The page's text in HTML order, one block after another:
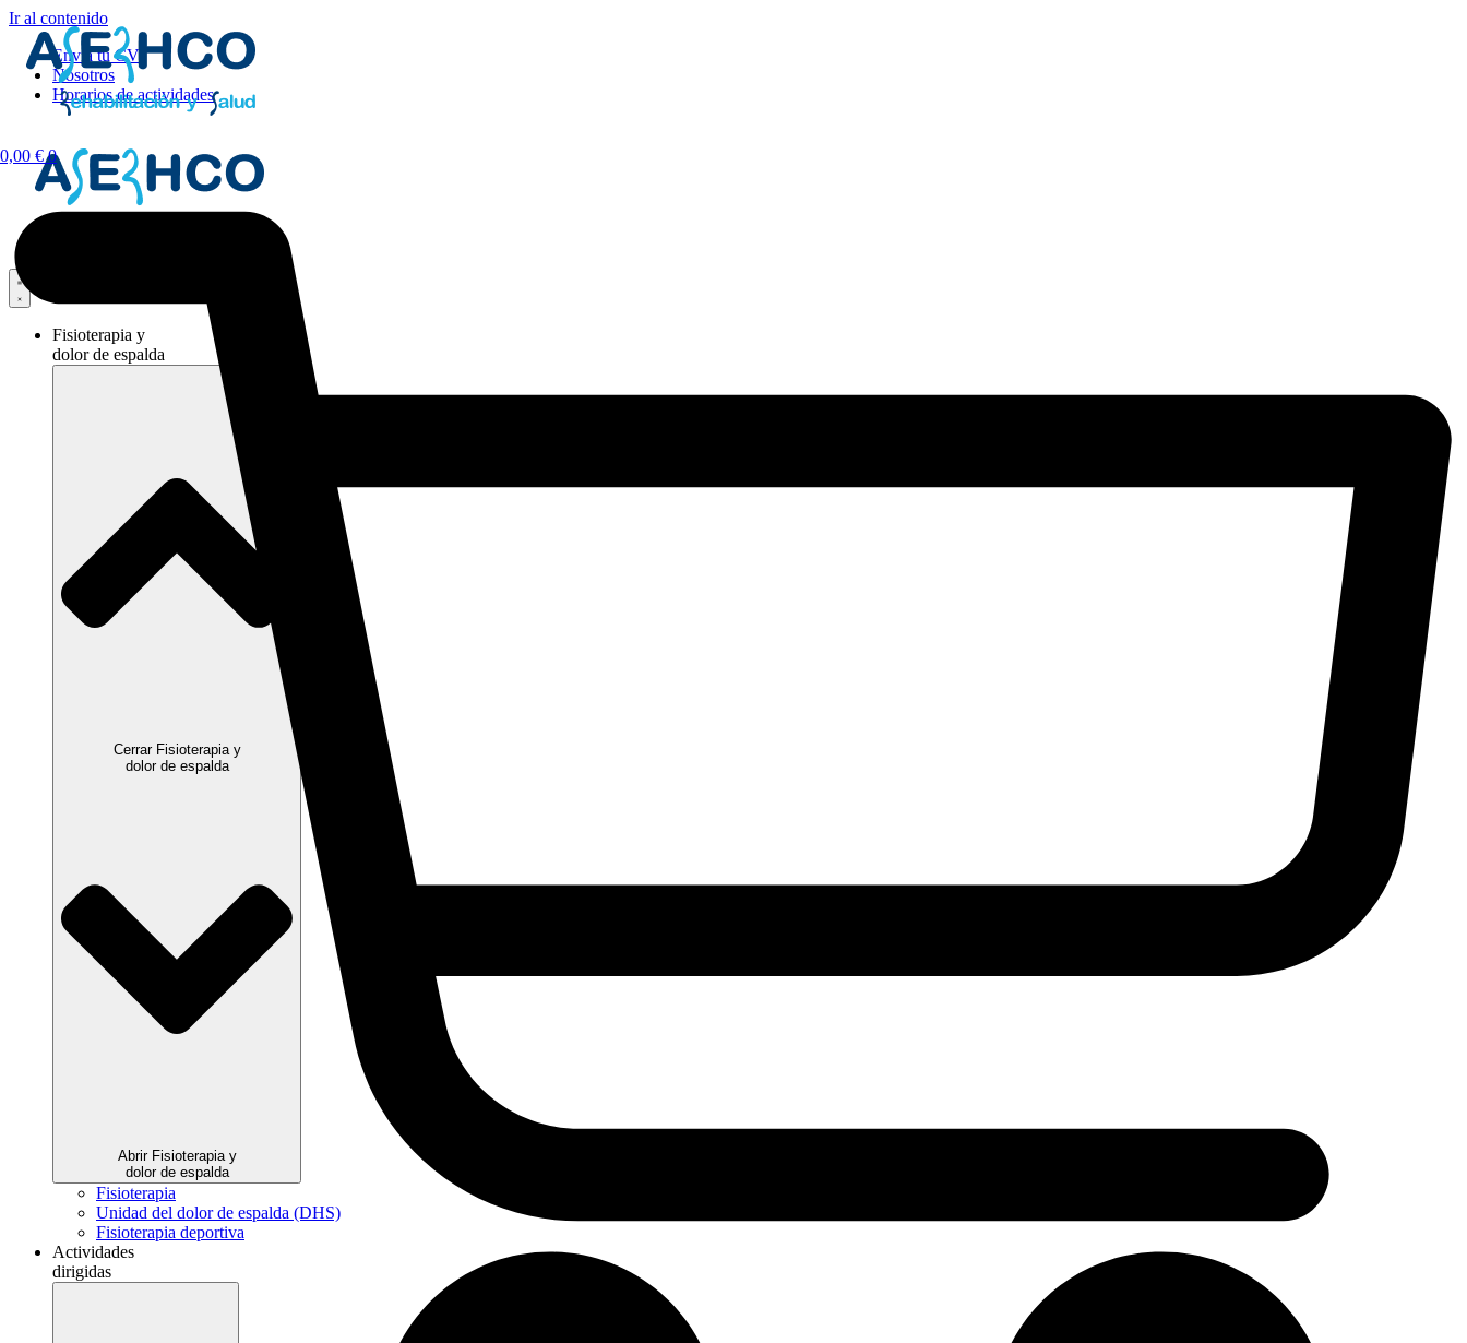
Ir al contenido
Envía tu CV
Nosotros
Horarios de actividades
Fisioterapia y
dolor de espalda
Cerrar Fisioterapia y
dolor de espalda
Abrir Fisioterapia y
dolor de espalda
Fisioterapia
Unidad del dolor de espalda (DHS)
Fisioterapia deportiva
Actividades
dirigidas
0,00 € 0